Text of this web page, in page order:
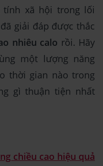
xã hội trong lối
giải đáp được thắc
nhiêu calo rồi. Hãy
một lượng năng
thời gian nào trong
gì thuận tiện nhất
chiều cao hiệu quả